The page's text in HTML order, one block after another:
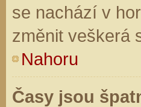
se nachází v
změnit veškerá
Nahoru
Časy jsou